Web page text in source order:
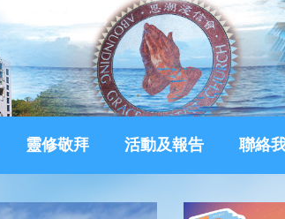
靈修敬拜 活動及報告 聯絡